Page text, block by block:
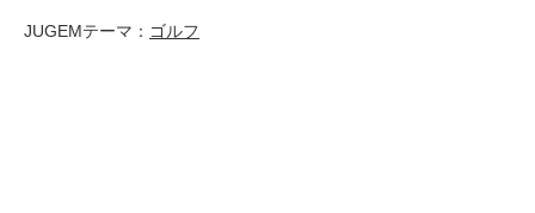
JUGEMテーマ： ゴルフ